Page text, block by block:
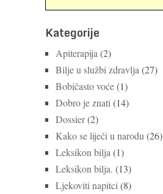
Kategorije
Apiterapija (2)
Bilje u službi zdravlja (27)
Bobičasto voće(1)
Dobro je znati (14)
Dossier(2)
Kako se liječi u narodu (26)
Leksikon bilja (1)
Leksikon bilja. (13)
Ljekoviti napitci (8)